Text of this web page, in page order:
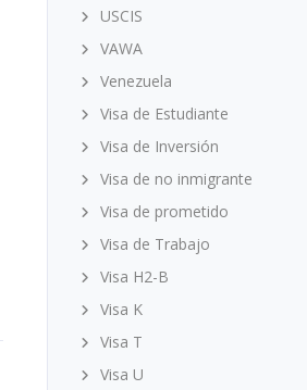
USCIS
VAWA
Venezuela
Visa de Estudiante
Visa de Inversión
Visa de no inmigrante
Visa de prometido
Visa de Trabajo
Visa H2-B
Visa K
Visa T
Visa U